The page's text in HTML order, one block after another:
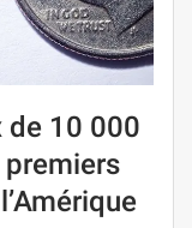
de 10 000